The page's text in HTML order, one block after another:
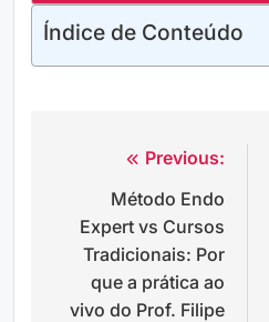
Índice de Conteúdo
Navegação
Post
Previous:
Método Endo
Expert vs Cursos
Tradicionais: Por
que a prática ao
vivo do Prof. Filipe